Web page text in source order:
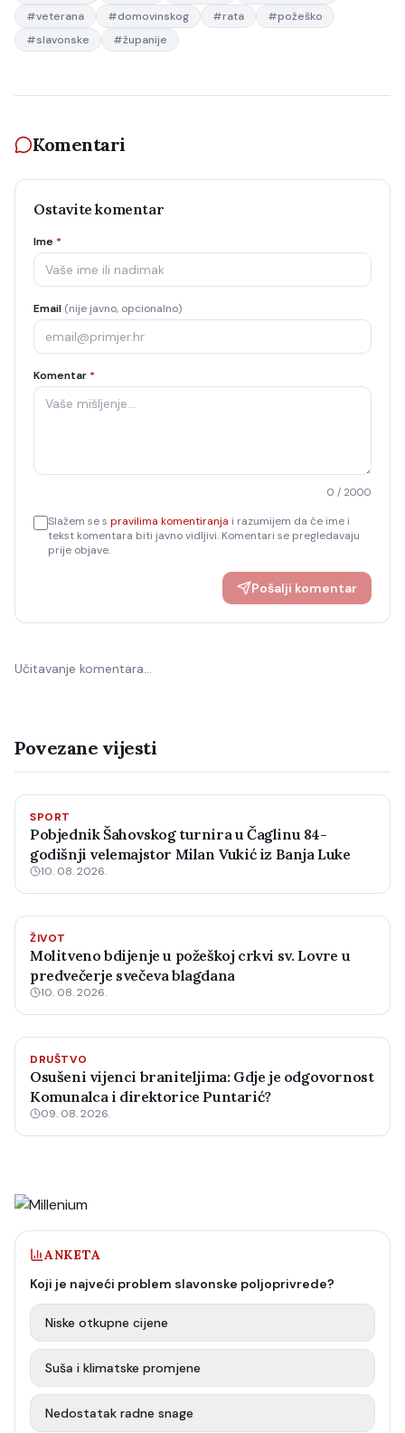
#veterana #domovinskog #rata #požeško
#slavonske #županije
Komentari
Ostavite komentar
Ime *
Email (nije javno, opcionalno)
Komentar *
0 / 2000
Slažem se s pravilima komentiranja i razumijem da će ime i
tekst komentara biti javno vidljivi. Komentari se pregledavaju
prije objave.
Pošalji komentar
Učitavanje komentara…
Povezane vijesti
SPORT
Pobjednik Šahovskog turnira u Čaglinu 84-
godišnji velemajstor Milan Vukić iz Banja Luke
10. 08. 2026.
ŽIVOT
Molitveno bdijenje u požeškoj crkvi sv. Lovre u
predvečerje svečeva blagdana
10. 08. 2026.
DRUŠTVO
Osušeni vijenci braniteljima: Gdje je odgovornost
Komunalca i direktorice Puntarić?
09. 08. 2026.
ANKETA
Koji je najveći problem slavonske poljoprivrede?
Niske otkupne cijene
Suša i klimatske promjene
Nedostatak radne snage